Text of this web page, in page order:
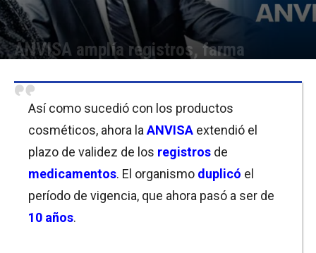
ANVISA amplía registros, farma
Así como sucedió con los productos
cosméticos, ahora la ANVISA extendió el
plazo de validez de los registros de
medicamentos. El organismo duplicó el
período de vigencia, que ahora pasó a ser de
10 años.